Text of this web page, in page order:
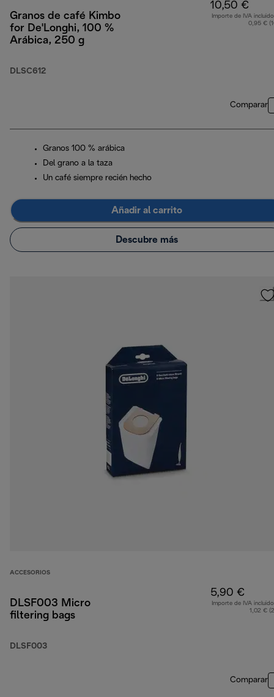
Granos de café Kimbo
for De'Longhi, 100 %
Arábica, 250 g
DLSC612
10,50 €
Importe de IVA
0,95 €
Comparar
Granos 100 % arábica
Del grano a la taza
Un café siempre recién hecho
Añadir al carrito
Descubre más
ACCESORIOS
DLSF003 Micro
filtering bags
DLSF003
5,90 €
Importe de IVA
1,02 €
Comparar